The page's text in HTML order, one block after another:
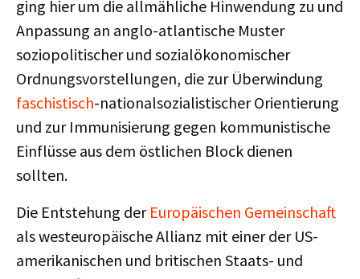
ging hier um die allmähliche Hinwendung zu und
Anpassung an anglo-atlantische Muster
soziopolitischer und sozialökonomischer
Ordnungsvorstellungen, die zur Überwindung
faschistisch-nationalsozialistischer Orientierung
und zur Immunisierung gegen kommunistische
Einflüsse aus dem östlichen Block dienen
sollten.
Die Entstehung der Europäischen Gemeinschaft
als westeuropäische Allianz mit einer der US-
amerikanischen und britischen Staats- und